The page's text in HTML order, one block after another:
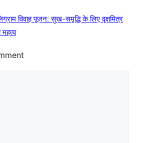
विवाह पूजन: सुख-समृद्धि के लिए वृक्षमित्र
महत्व